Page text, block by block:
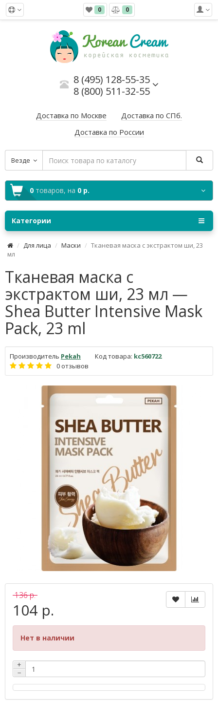
0 0
8 (495) 128-55-35
8 (800) 511-32-55
Доставка по Москве
Доставка по СПб.
Доставка по России
Везде
0 товаров, на 0 р.
Категории
Для лица Маски
Тканевая маска с экстрактом ши, 23
мл
Тканевая маска с
экстрактом ши, 23 мл —
Shea Butter Intensive Mask
Pack, 23 ml
Производитель Pekah Код товара: kc560722
0 отзывов
136 р.
104 р.
Нет в наличии
+
−